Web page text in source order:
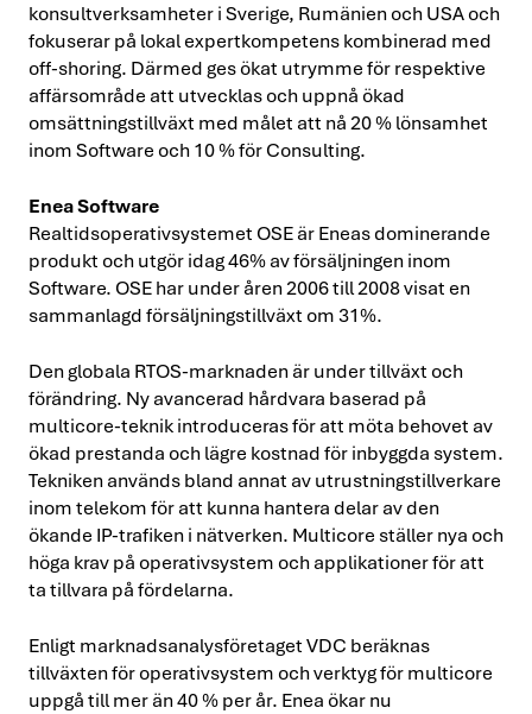
konsultverksamheter i Sverige, Rumänien och USA och
fokuserar på lokal expertkompetens kombinerad med
off-shoring. Därmed ges ökat utrymme för respektive
affärsområde att utvecklas och uppnå ökad
omsättningstillväxt med målet att nå 20 % lönsamhet
inom Software och 10 % för Consulting.
Enea Software
Realtidsoperativsystemet OSE är Eneas dominerande
produkt och utgör idag 46% av försäljningen inom
Software. OSE har under åren 2006 till 2008 visat en
sammanlagd försäljningstillväxt om 31%.
Den globala RTOS-marknaden är under tillväxt och
förändring. Ny avancerad hårdvara baserad på
multicore-teknik introduceras för att möta behovet av
ökad prestanda och lägre kostnad för inbyggda system.
Tekniken används bland annat av utrustningstillverkare
inom telekom för att kunna hantera delar av den
ökande IP-trafiken i nätverken. Multicore ställer nya och
höga krav på operativsystem och applikationer för att
ta tillvara på fördelarna.
Enligt marknadsanalysföretaget VDC beräknas
tillväxten för operativsystem och verktyg för multicore
uppgå till mer än 40 % per år. Enea ökar nu